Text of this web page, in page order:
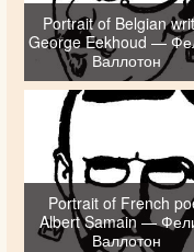
Portrait of Belgian
George Eekhoud —
Валлотон
Portrait of French
Albert Samain —
Валлотон